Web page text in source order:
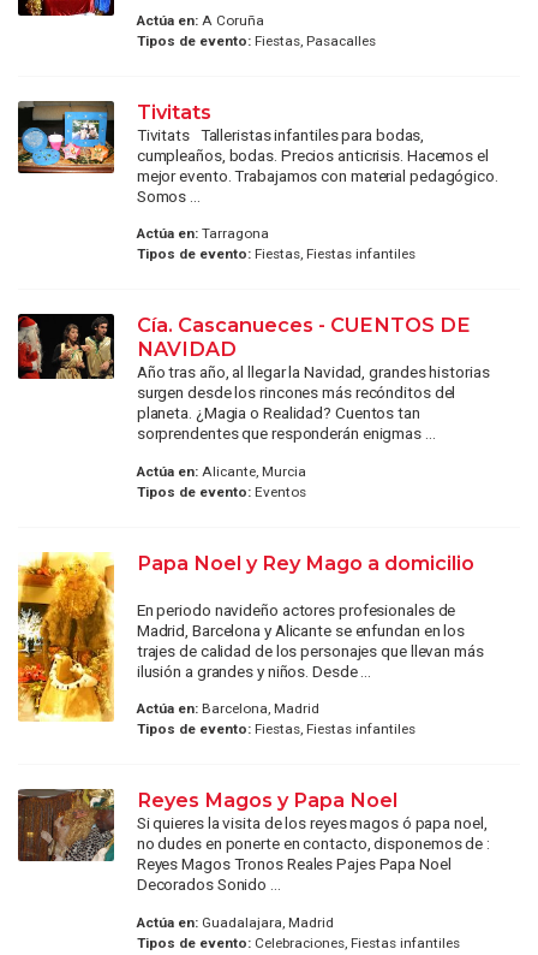
Actúa en:A Coruña
Tipos de evento:Fiestas, Pasacalles
Tivitats
Tivitats Talleristas infantiles para bodas,
cumpleaños, bodas. Precios anticrisis. Hacemos el
mejor evento. Trabajamos con material pedagógico.
Somos ...
Actúa en:Tarragona
Tipos de evento:Fiestas, Fiestas infantiles
Cía. Cascanueces - CUENTOS DE
NAVIDAD
Año tras año, al llegar la Navidad, grandes historias
surgen desde los rincones más recónditos del
planeta. ¿Magia o Realidad? Cuentos tan
sorprendentes que responderán enigmas ...
Actúa en:Alicante, Murcia
Tipos de evento:Eventos
Papa Noel y Rey Mago a domicilio
En periodo navideño actores profesionales de
Madrid, Barcelona y Alicante se enfundan en los
trajes de calidad de los personajes que llevan más
ilusión a grandes y niños. Desde ...
Actúa en:Barcelona, Madrid
Tipos de evento:Fiestas, Fiestas infantiles
Reyes Magos y Papa Noel
Si quieres la visita de los reyes magos ó papa noel,
no dudes en ponerte en contacto, disponemos de :
Reyes Magos Tronos Reales Pajes Papa Noel
Decorados Sonido ...
Actúa en:Guadalajara, Madrid
Tipos de evento:Celebraciones, Fiestas infantiles